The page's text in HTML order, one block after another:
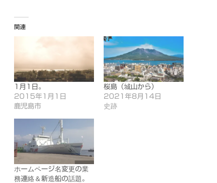
み
関連
1月1日。
2015年1月1日
鹿児島市
桜島（城山から）
2021年8月14日
史跡
ホームページ名変更の業
務連絡＆新造船の話題。